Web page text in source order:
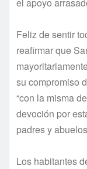
Feliz de sentir
reafirmar que
su compromiso
“con la misma
devoción por
padres y
Los habitantes